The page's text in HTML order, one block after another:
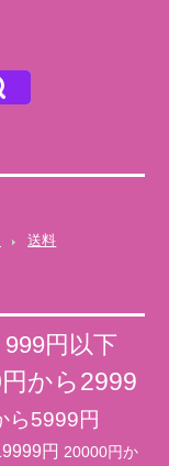
送料
999円以下
から2999
ら5999円
円 20000円か